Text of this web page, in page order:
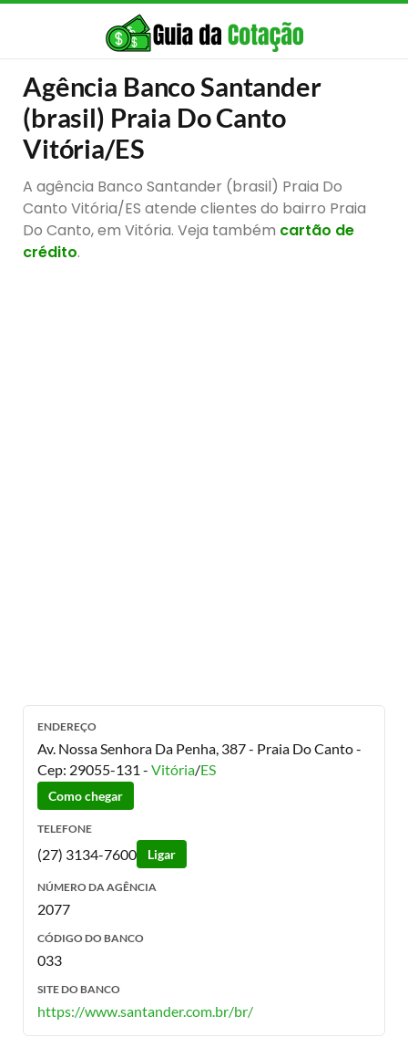
Agência Banco Santander
(brasil) Praia Do Canto
Vitória/ES
A agência Banco Santander (brasil) Praia Do
Canto Vitória/ES atende clientes do bairro Praia
Do Canto, em Vitória. Veja também cartão de
crédito.
ENDEREÇO
Av. Nossa Senhora Da Penha, 387 - Praia Do Canto-
Cep: 29055-131 - Vitória/ES
Como chegar
TELEFONE
(27) 3134-7600 Ligar
NÚMERO DA AGÊNCIA
2077
CÓDIGO DO BANCO
033
SITE DO BANCO
https://www.santander.com.br/br/